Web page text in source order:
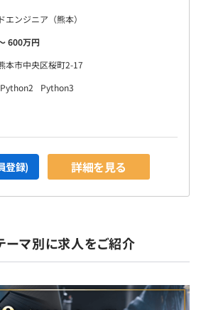
エンジニア（熊本）
600万円
本市中央区桜町2-17
Python2
Python3
登録) 詳細を見る
ーマ別に求人をご紹介